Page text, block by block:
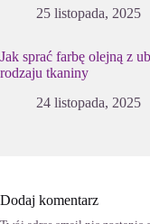
25 listopada, 2025
Jak sprać farbę olejną z
rodzaju tkaniny
24 listopada, 2025
Dodaj komentarz